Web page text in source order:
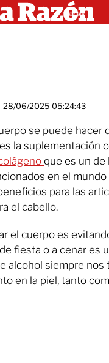
28/06/2025 05:24:43
se puede hacer
la suplementación
que es un
en el mundo
para las
el cabello.
el cuerpo es
fiesta o a cenar es
alcohol siempre nos
en la piel, tanto